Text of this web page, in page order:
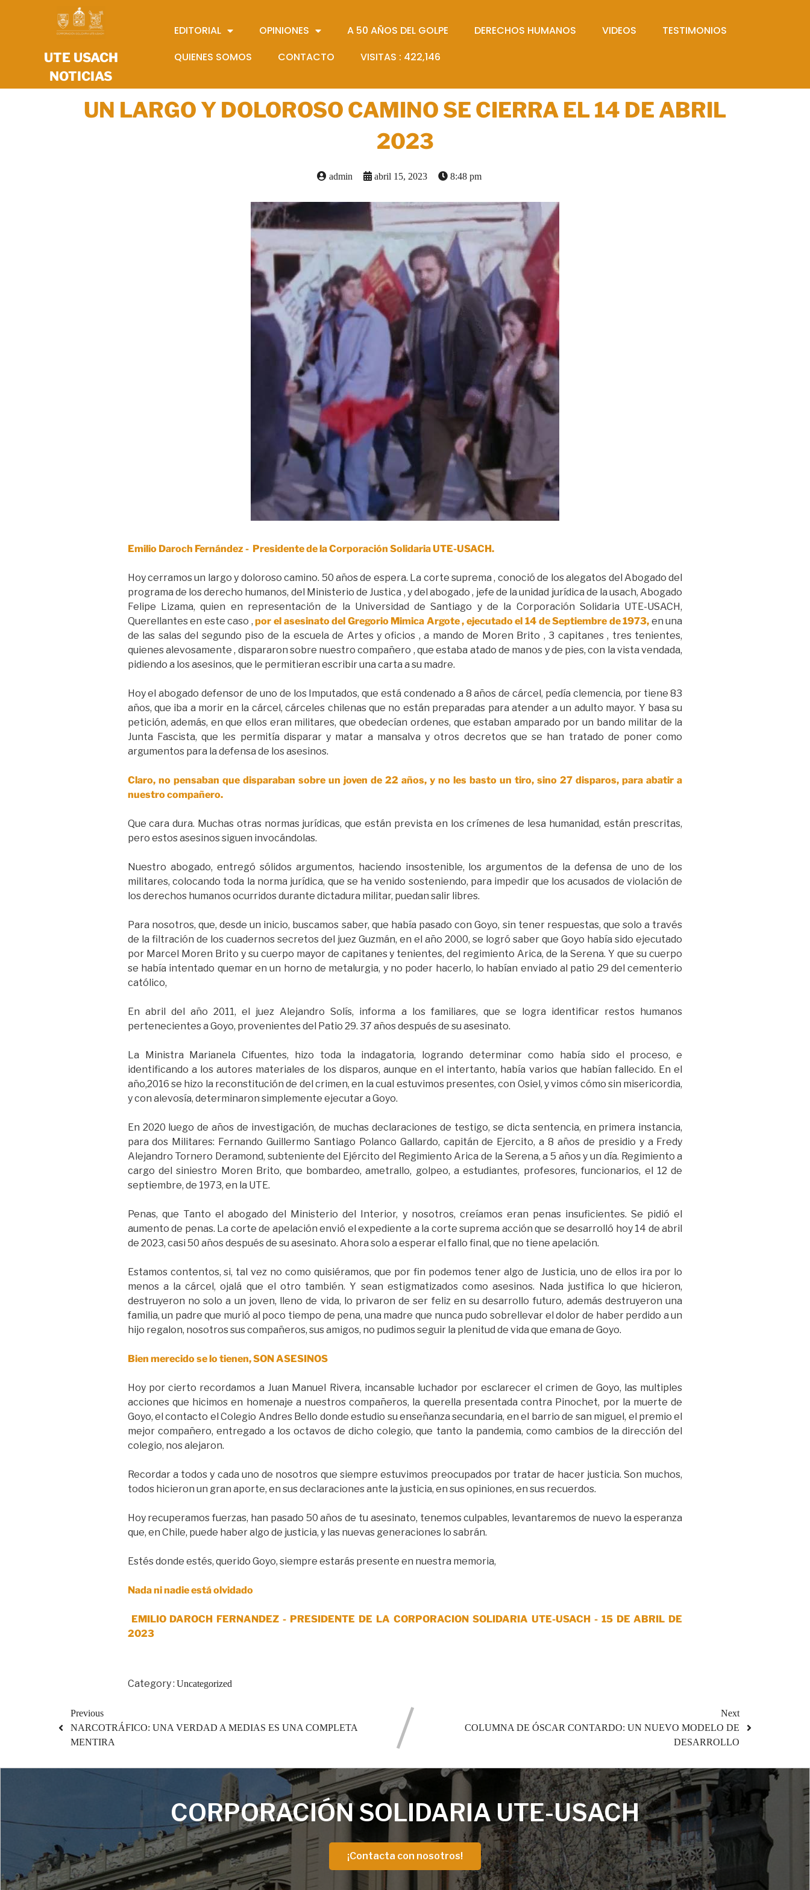
UTE USACH
NOTICIAS
EDITORIAL OPINIONES A 50 AÑOS DEL GOLPE DERECHOS HUMANOS VIDEOS
TESTIMONIOS
QUIENES SOMOS
CONTACTO VISITAS : 422,146
UN LARGO Y DOLOROSO CAMINO SE CIERRA EL 14 DE ABRIL
2023
admin abril 15, 2023 8:48 pm
Emilio Daroch Fernández - Presidente de la Corporación Solidaria UTE-USACH.
Hoy cerramos un largo y doloroso camino. 50 años de espera. La corte suprema , conoció de los alegatos del Abogado del
programa de los derecho humanos, del Ministerio de Justica , y del abogado , jefe de la unidad jurídica de la usach, Abogado
Felipe Lizama, quien en representación de la Universidad de Santiago y de la Corporación Solidaria UTE-USACH,
Querellantes en este caso ,por el asesinato del Gregorio Mimica Argote , ejecutado el 14 de Septiembre de 1973, en una
de las salas del segundo piso de la escuela de Artes y oficios , a mando de Moren Brito , 3 capitanes , tres tenientes,
quienes alevosamente , dispararon sobre nuestro compañero , que estaba atado de manos y de pies, con la vista vendada,
pidiendo a los asesinos, que le permitieran escribir una carta a su madre.
Hoy el abogado defensor de uno de los Imputados, que está condenado a 8 años de cárcel, pedía clemencia, por tiene 83
años, que iba a morir en la cárcel, cárceles chilenas que no están preparadas para atender a un adulto mayor. Y basa su
petición, además, en que ellos eran militares, que obedecían ordenes, que estaban amparado por un bando militar de la
Junta Fascista, que les permitía disparar y matar a mansalva y otros decretos que se han tratado de poner como
argumentos para la defensa de los asesinos.
Claro, no pensaban que disparaban sobre un joven de 22 años, y no les basto un tiro, sino 27 disparos, para abatir a
nuestro compañero.
Que cara dura. Muchas otras normas jurídicas, que están prevista en los crímenes de lesa humanidad, están prescritas,
pero estos asesinos siguen invocándolas.
Nuestro abogado, entregó sólidos argumentos, haciendo insostenible, los argumentos de la defensa de uno de los
militares, colocando toda la norma jurídica, que se ha venido sosteniendo, para impedir que los acusados de violación de
los derechos humanos ocurridos durante dictadura militar, puedan salir libres.
Para nosotros, que, desde un inicio, buscamos saber, que había pasado con Goyo, sin tener respuestas, que solo a través
de la filtración de los cuadernos secretos del juez Guzmán, en el año 2000, se logró saber que Goyo había sido ejecutado
por Marcel Moren Brito y su cuerpo mayor de capitanes y tenientes, del regimiento Arica, de la Serena. Y que su cuerpo
se había intentado quemar en un horno de metalurgia, y no poder hacerlo, lo habían enviado al patio 29 del cementerio
católico,
En abril del año 2011, el juez Alejandro Solís, informa a los familiares, que se logra identificar restos humanos
pertenecientes a Goyo, provenientes del Patio 29. 37 años después de su asesinato.
La Ministra Marianela Cifuentes, hizo toda la indagatoria, logrando determinar como había sido el proceso, e
identificando a los autores materiales de los disparos, aunque en el intertanto, había varios que habían fallecido. En el
año,2016 se hizo la reconstitución de del crimen, en la cual estuvimos presentes, con Osiel, y vimos cómo sin misericordia,
y con alevosía, determinaron simplemente ejecutar a Goyo.
En 2020 luego de años de investigación, de muchas declaraciones de testigo, se dicta sentencia, en primera instancia,
para dos Militares: Fernando Guillermo Santiago Polanco Gallardo, capitán de Ejercito, a 8 años de presidio y a Fredy
Alejandro Tornero Deramond, subteniente del Ejército del Regimiento Arica de la Serena, a 5 años y un día. Regimiento a
cargo del siniestro Moren Brito, que bombardeo, ametrallo, golpeo, a estudiantes, profesores, funcionarios, el 12 de
septiembre, de 1973, en la UTE.
Penas, que Tanto el abogado del Ministerio del Interior, y nosotros, creíamos eran penas insuficientes. Se pidió el
aumento de penas. La corte de apelación envió el expediente a la corte suprema acción que se desarrolló hoy 14 de abril
de 2023, casi 50 años después de su asesinato. Ahora solo a esperar el fallo final, que no tiene apelación.
Estamos contentos, si, tal vez no como quisiéramos, que por fin podemos tener algo de Justicia, uno de ellos ira por lo
menos a la cárcel, ojalá que el otro también. Y sean estigmatizados como asesinos. Nada justifica lo que hicieron,
destruyeron no solo a un joven, lleno de vida, lo privaron de ser feliz en su desarrollo futuro, además destruyeron una
familia, un padre que murió al poco tiempo de pena, una madre que nunca pudo sobrellevar el dolor de haber perdido a un
hijo regalon, nosotros sus compañeros, sus amigos, no pudimos seguir la plenitud de vida que emana de Goyo.
Bien merecido se lo tienen, SON ASESINOS
Hoy por cierto recordamos a Juan Manuel Rivera, incansable luchador por esclarecer el crimen de Goyo, las multiples
acciones que hicimos en homenaje a nuestros compañeros, la querella presentada contra Pinochet, por la muerte de
Goyo, el contacto el Colegio Andres Bello donde estudio su enseñanza secundaria, en el barrio de san miguel, el premio el
mejor compañero, entregado a los octavos de dicho colegio, que tanto la pandemia, como cambios de la dirección del
colegio, nos alejaron.
Recordar a todos y cada uno de nosotros que siempre estuvimos preocupados por tratar de hacer justicia. Son muchos,
todos hicieron un gran aporte, en sus declaraciones ante la justicia, en sus opiniones, en sus recuerdos.
Hoy recuperamos fuerzas, han pasado 50 años de tu asesinato, tenemos culpables, levantaremos de nuevo la esperanza
que, en Chile, puede haber algo de justicia, y las nuevas generaciones lo sabrán.
Estés donde estés, querido Goyo, siempre estarás presente en nuestra memoria,
Nada ni nadie está olvidado
EMILIO DAROCH FERNANDEZ - PRESIDENTE DE LA CORPORACION SOLIDARIA UTE-USACH - 15 DE ABRIL DE
2023
Category : Uncategorized
Previous
NARCOTRÁFICO: UNA VERDAD A MEDIAS ES UNA COMPLETA
MENTIRA
Next
COLUMNA DE ÓSCAR CONTARDO: UN NUEVO MODELO DE
DESARROLLO
CORPORACIÓN SOLIDARIA UTE-USACH
¡Contacta con nosotros!